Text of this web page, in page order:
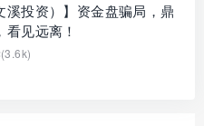
溪投资）】资金盘骗局，鼎
见远离！